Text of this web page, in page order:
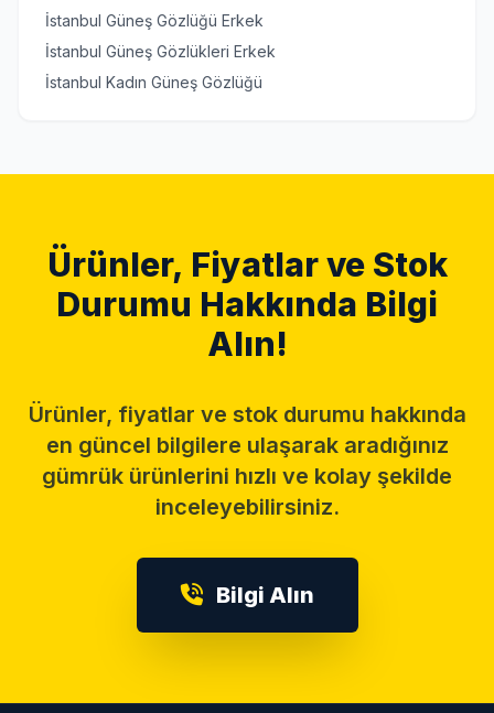
İstanbul Güneş Gözlüğü Erkek
İstanbul Güneş Gözlükleri Erkek
İstanbul Kadın Güneş Gözlüğü
Ürünler, Fiyatlar ve Stok
Durumu Hakkında Bilgi
Alın!
Ürünler, fiyatlar ve stok durumu hakkında
en güncel bilgilere ulaşarak aradığınız
gümrük ürünlerini hızlı ve kolay şekilde
inceleyebilirsiniz.
Bilgi Alın